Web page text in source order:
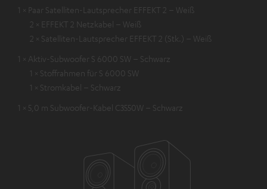
1 × Paar Satelliten-Lautsprecher EFFEKT 2 – Weiß
2 × EFFEKT 2 Netzkabel – Weiß
2 × Satelliten-Lautsprecher EFFEKT 2 (Stk.) – Weiß
1 × Aktiv-Subwoofer S 6000 SW – Schwarz
1 × Stoffrahmen für S 6000 SW
1 × Stromkabel – Schwarz
1 × 5,0 m Subwoofer-Kabel C3550W – Schwarz